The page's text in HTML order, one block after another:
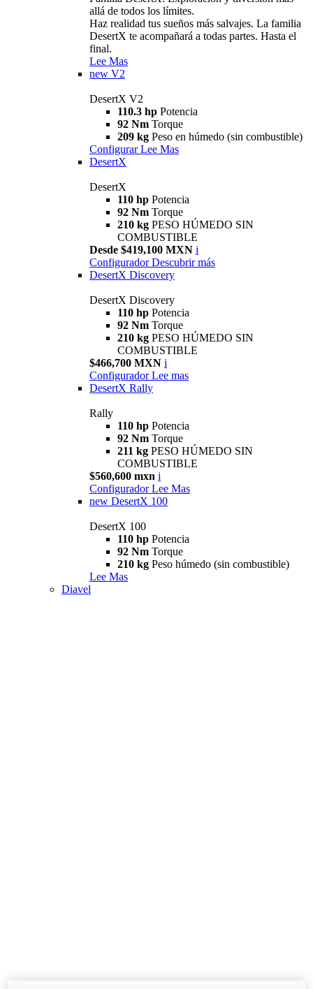
allá de todos los límites.
Haz realidad tus sueños más salvajes. La familia
DesertX te acompañará a todas partes. Hasta el
final.
Lee Mas
new V2
DesertX V2
110.3 hp Potencia
92 Nm Torque
209 kg Peso en húmedo (sin combustible)
Configurar Lee Mas
DesertX
DesertX
110 hp Potencia
92 Nm Torque
210 kg PESO HÚMEDO SIN
COMBUSTIBLE
Desde $419,100 MXN i
Configurador Descubrir más
DesertX Discovery
DesertX Discovery
110 hp Potencia
92 Nm Torque
210 kg PESO HÚMEDO SIN
COMBUSTIBLE
$466,700 MXN i
Configurador Lee mas
DesertX Rally
Rally
110 hp Potencia
92 Nm Torque
211 kg PESO HÚMEDO SIN
COMBUSTIBLE
$560,600 mxn i
Configurador Lee Mas
new DesertX 100
DesertX 100
110 hp Potencia
92 Nm Torque
210 kg Peso húmedo (sin combustible)
Lee Mas
Diavel